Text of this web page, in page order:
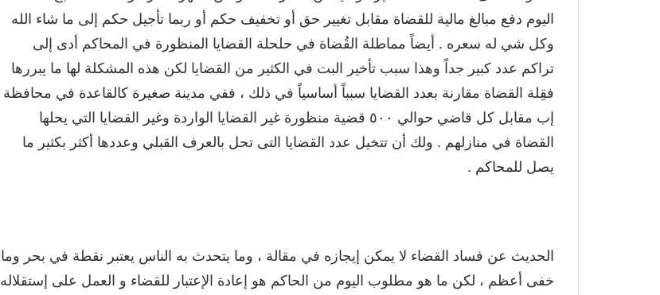
اليوم دفع مبالغ مالية للقضاة مقابل تغيير حق أو تخفيف حكم أو ربما تأجيل حكم إلى ما شاء الله
وكل شي له سعره . أيضاً مماطلة القُضاة في حلحلة القضايا المنظورة في المحاكم أدى إلى
تراكم عدد كبير جداً وهذا سبب تأخير البت في الكثير من القضايا لكن هذه المشكلة لها ما يبررها
فقِلة القضاة مقارنة بعدد القضايا سبباً أساسياً في ذلك ، ففي مدينة صغيرة كالقاعدة في محافظة
إب مقابل كل قاضي حوالي ٥٠٠ قضية منظورة غير القضايا الواردة وغير القضايا التي يحلها
القضاة في منازلهم . ولك أن تتخيل عدد القضايا التى تحل بالعرف القبلي وعددها أكثر بكثير ما
يصل للمحاكم .
الحديث عن فساد القضاء لا يمكن إيجازه في مقالة ، وما يتحدث به الناس يعتبر نقطة في بحر وما
خفى أعظم ، لكن ما هو مطلوب اليوم من الحاكم هو إعادة الإعتبار للقضاء و العمل على إستقلاله